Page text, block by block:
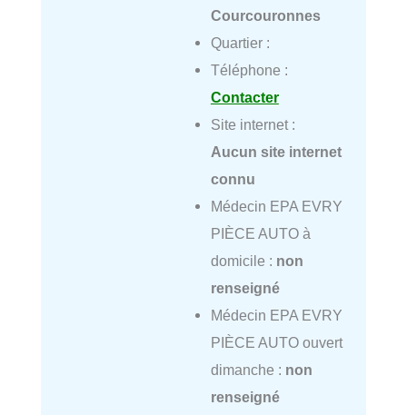
Courcouronnes
Quartier :
Téléphone :
Contacter
Site internet :
Aucun site internet
connu
Médecin EPA EVRY
PIÈCE AUTO à
domicile : non
renseigné
Médecin EPA EVRY
PIÈCE AUTO ouvert
dimanche : non
renseigné